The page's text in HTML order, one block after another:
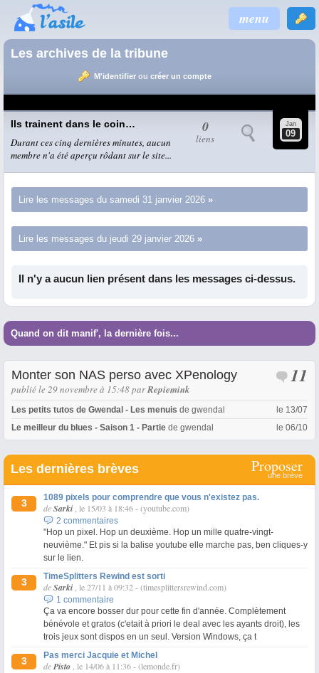
menu
Les archives de la tribune
M'identifierou créer un compte
Jan
09
0
liens
Ils trainent dans le coin…
Durant ces cinq dernières minutes, aucun
membre n'a été aperçu rôdant sur le site...
Lire les messages du samedi 31 janvier 2026
Lire les messages du jeudi 29 janvier 2026
Il n'y a aucun lien présent dans les messages ci-dessus.
Quand on dit manif', la dernière fois...
11
Monter son NAS perso avec XPenology
publié le 29 novembre à 15:48parRepiemink
le 13/07
Les petits tutos de Gwendal - Les menuis de gwendal
le 06/10
Le meilleur du blues - Saison 1 - Partie de gwendal
Proposer
une brève
Les dernières brèves
3 1089 pixels pour comprendre que vous n'existez pas.
deSarki , le 15/03 à 18:46-(youtube.com)
2 commentaires
"Hop un pixel. Hop un deuxième. Hop un mille quatre-vingt-
neuvième." Et pis si la balise youtube elle marche pas, ben cliques-y
sur le lien.
3 TimeSplitters Rewind est sorti
deSarki , le 27/11 à 09:32 -(timesplittersrewind.com)
1 commentaire
Ça va encore bosser dur pour cette fin d'année. Complètement
bénévole et gratos (c'etait à priori le deal avec les ayants droit), les
trois jeux sont dispos en un seul. Version Windows, ça t
3 Pas merci Jacquie et Michel
dePisto , le 14/06 à 11:36-(lemonde.fr)